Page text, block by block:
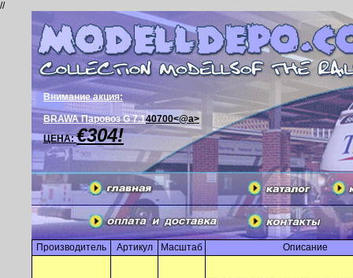
//
Внимание акция:
BRAWA Паровоз G 7.140700<@a>
ЦЕНА:€304!
Производитель Артикул Масштаб Описание